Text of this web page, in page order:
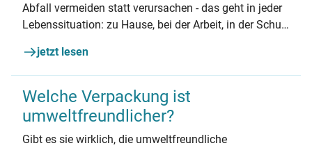
Abfall vermeiden statt verursachen - das geht in jeder
Lebenssituation: zu Hause, bei der Arbeit, in der Schule
Müllvermeidung anfangen können.
jetzt lesen
Welche Verpackung ist
umweltfreundlicher?
Gibt es sie wirklich, die umweltfreundliche